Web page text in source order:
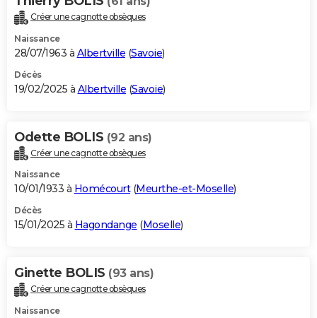
Créer une cagnotte obsèques
Naissance
28/07/1963 à Albertville (Savoie)
Décès
19/02/2025 à Albertville (Savoie)
Odette BOLIS (92 ans)
Créer une cagnotte obsèques
Naissance
10/01/1933 à Homécourt(Meurthe-et-Moselle)
Décès
15/01/2025 à Hagondange (Moselle)
Ginette BOLIS (93 ans)
Créer une cagnotte obsèques
Naissance